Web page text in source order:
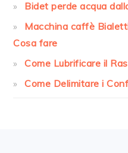
Bidet perde acqua
Macchina caffè
Cosa fare
Come Lubrificare il
Come Delimitare i